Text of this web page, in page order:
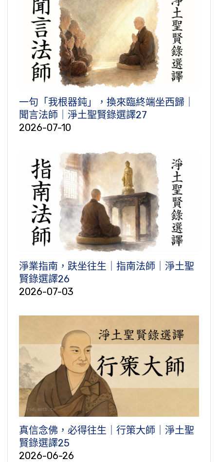
一句「我根器鈍」，換來臨終端坐西歸｜
聞言法師｜淨土聖賢錄選譯27
2026-07-10
淨業指南，趺坐往生｜指南法師｜淨土聖
賢錄選譯26
2026-07-03
真信念佛，必得往生｜行策大師｜淨土聖
賢錄選譯25
2026-06-26